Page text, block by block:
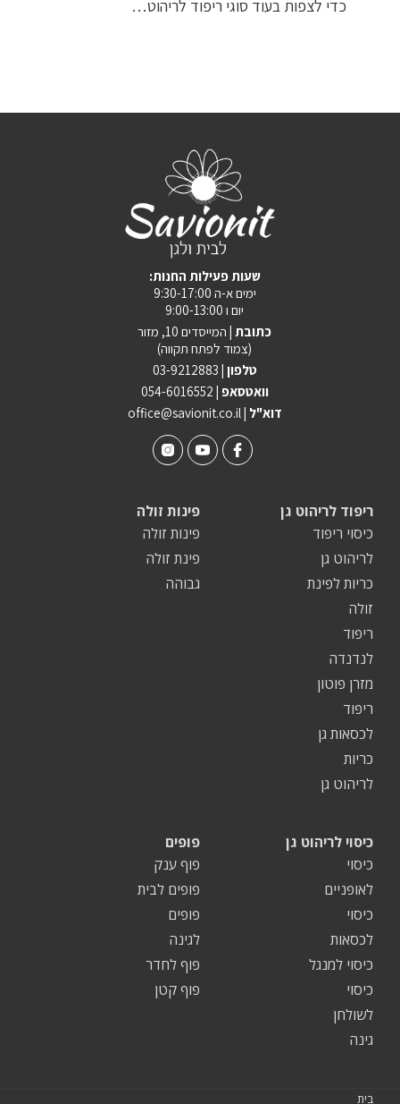
כדי לצפות בעוד סוגי ריפוד לריהוט…
:שעות פעילות החנות
ימים א-ה 9:30-17:00
יום ו 9:00-13:00
כתובת | המייסדים 10, מזור
(צמוד לפתח תקווה)
טלפון | 03-9212883
וואטסאפ | 054-6016552
office@savionit.co.il | דוא"ל
פינות זולה
פינות זולה
פינת זולה
גבוהה
ריפוד לריהוט גן
כיסוי ריפוד
לריהוט גן
כריות לפינת
זולה
ריפוד
לנדנדה
מזרן פוטון
ריפוד
לכסאות גן
כריות
לריהוט גן
פופים
פוף ענק
פופים לבית
פופים
לגינה
פוף לחדר
פוף קטן
כיסוי לריהוט גן
כיסוי
לאופניים
כיסוי
לכסאות
כיסוי למנגל
כיסוי
לשולחן
גינה
בית